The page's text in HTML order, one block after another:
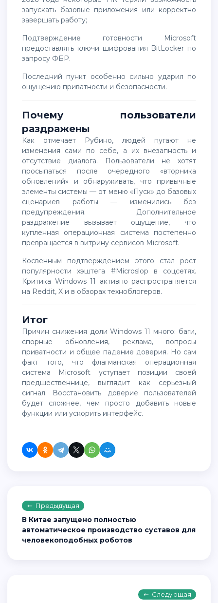
запускать базовые приложения или корректно
завершать работу;
подтверждение готовности Microsoft
предоставлять ключи шифрования BitLocker по
запросу ФБР.
Последний пункт особенно сильно ударил по
ощущению приватности и безопасности.
Почему пользователи
раздражены
Как отмечает Рубино, людей пугают не
изменения сами по себе, а их внезапность и
отсутствие диалога. Пользователи не хотят
просыпаться после очередного «вторника
обновлений» и обнаруживать, что привычные
элементы системы — от меню «Пуск» до базовых
сценариев работы — изменились без
предупреждения. Дополнительное
раздражение вызывает ощущение, что
купленная операционная система постепенно
превращается в витрину сервисов Microsoft.
Косвенным подтверждением этого стал рост
популярности хэштега #Microslop в соцсетях.
Критика Windows 11 активно распространяется
на Reddit, X и в обзорах техноблогеров.
Итог
Причин снижения доли Windows 11 много: баги,
спорные обновления, реклама, вопросы
приватности и общее падение доверия. Но сам
факт того, что флагманская операционная
система Microsoft уступает позиции своей
предшественнице, выглядит как серьёзный
сигнал. Восстановить доверие пользователей
будет сложнее, чем просто добавить новые
функции или ускорить интерфейс.
Предыдущая
В Китае запущено полностью
автоматическое производство суставов для
человекоподобных роботов
Следующая